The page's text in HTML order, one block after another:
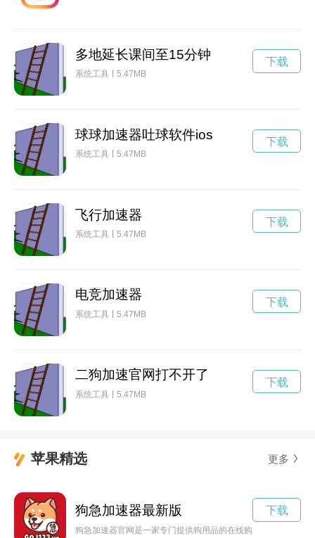
多地延长课间至15分钟
系统工具 5.47MB
下载
球球加速器吐球软件ios
系统工具 5.47MB
下载
飞行加速器
系统工具 5.47MB
下载
电竞加速器
系统工具 5.47MB
下载
二狗加速官网打不开了
系统工具 5.47MB
下载
苹果精选 更多
狗急加速器最新版
狗急加速器官网是一家专门提供狗用品的在线购物平台，为所
下载